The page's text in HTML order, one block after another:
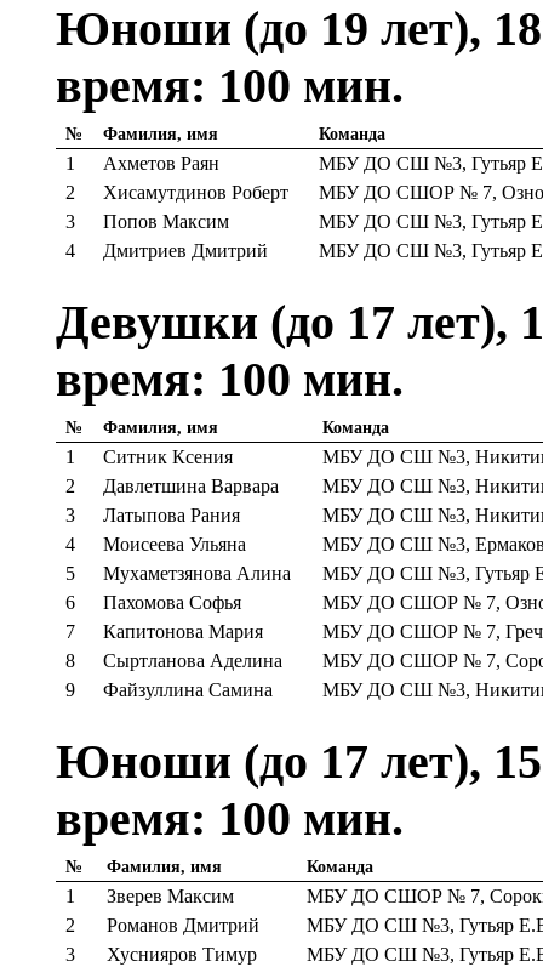
Юноши (до 19 лет),
время: 100 мин.
№ Фамилия, имя Команда
1 Ахметов Раян
МБУ ДО СШ №3, Гутьяр
2
Хисамутдинов Роберт
МБУ ДО СШОР № 7,
3
Попов Максим
МБУ ДО СШ №3, Гутьяр
4
Дмитриев Дмитрий МБУ ДО СШ №3, Гутьяр
Девушки (до 17 лет),
время: 100 мин.
№ Фамилия, имя Команда
1 Ситник Ксения
МБУ ДО СШ №3,
2
Давлетшина Варвара
МБУ ДО СШ №3,
3
Латыпова Рания
МБУ ДО СШ №3,
4
Моисеева Ульяна
МБУ ДО СШ №3,
5
Мухаметзянова Алина
МБУ ДО СШ №3, Гутьяр
6
Пахомова Софья
МБУ ДО СШОР № 7,
7
Капитонова Мария
МБУ ДО СШОР № 7,
8
Сыртланова Аделина
МБУ ДО СШОР № 7,
9
Файзуллина Самина МБУ ДО СШ №3,
Юноши (до 17 лет),
время: 100 мин.
№ Фамилия, имя Команда
1 Зверев Максим
МБУ ДО СШОР № 7,
2
Романов Дмитрий
МБУ ДО СШ №3, Гутьяр
3
Хуснияров Тимур
МБУ ДО СШ №3, Гутьяр